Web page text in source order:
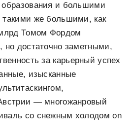
и большими
же большими, как
Томом Фордом
но достаточно заметными,
за карьерный успех
изысканные
— многожанровый
со снежным холодом on